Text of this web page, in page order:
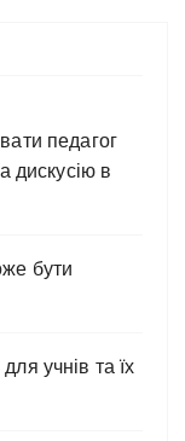
педагог
дискусію в
бути
учнів та їх